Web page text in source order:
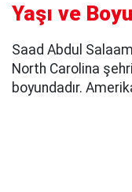
Yaşı ve
Saad Abdul
North Carolina
boyundadır.